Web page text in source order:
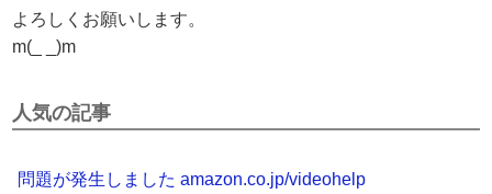
よろしくお願いします。
m(_ _)m
人気の記事
問題が発生しました amazon.co.jp/videohelp